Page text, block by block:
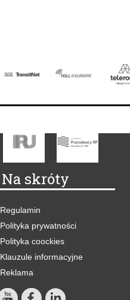
Na skróty
Regulamin
Polityka prywatności
Polityka coockies
Klauzule informacyjne
Reklama